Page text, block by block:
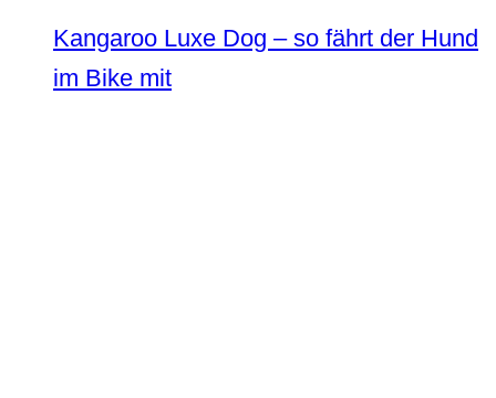
Kangaroo Luxe Dog – so fährt der Hund
im Bike mit